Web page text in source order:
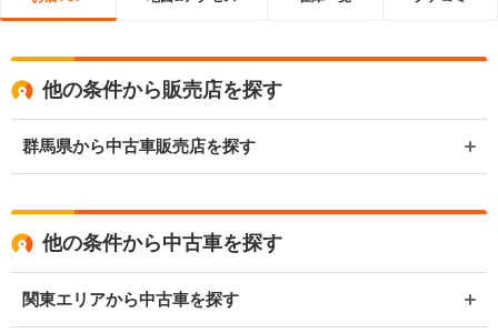
他の条件から販売店を探す
群馬県から中古車販売店を探す
他の条件から中古車を探す
関東エリアから中古車を探す